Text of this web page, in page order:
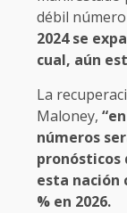
débil número
2024 se
cual, aún
La
Maloney,
números
pronósticos
esta nación
% en 2026.